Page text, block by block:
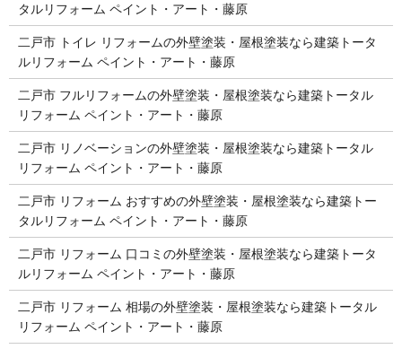
タルリフォーム ペイント・アート・藤原
二戸市 トイレ リフォームの外壁塗装・屋根塗装なら建築トータ
ルリフォーム ペイント・アート・藤原
二戸市 フルリフォームの外壁塗装・屋根塗装なら建築トータル
リフォーム ペイント・アート・藤原
二戸市 リノベーションの外壁塗装・屋根塗装なら建築トータル
リフォーム ペイント・アート・藤原
二戸市 リフォーム おすすめの外壁塗装・屋根塗装なら建築トー
タルリフォーム ペイント・アート・藤原
二戸市 リフォーム 口コミの外壁塗装・屋根塗装なら建築トータ
ルリフォーム ペイント・アート・藤原
二戸市 リフォーム 相場の外壁塗装・屋根塗装なら建築トータル
リフォーム ペイント・アート・藤原